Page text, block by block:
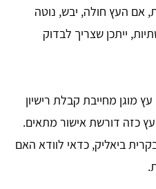
אם העץ חולה, יבש, נוטה
ייתכן שצריך לבדוק
מוגן מחייבת קבלת רישיון
כזה דורשת אישור מתאים.
ביאליק, כדאי לוודא האם